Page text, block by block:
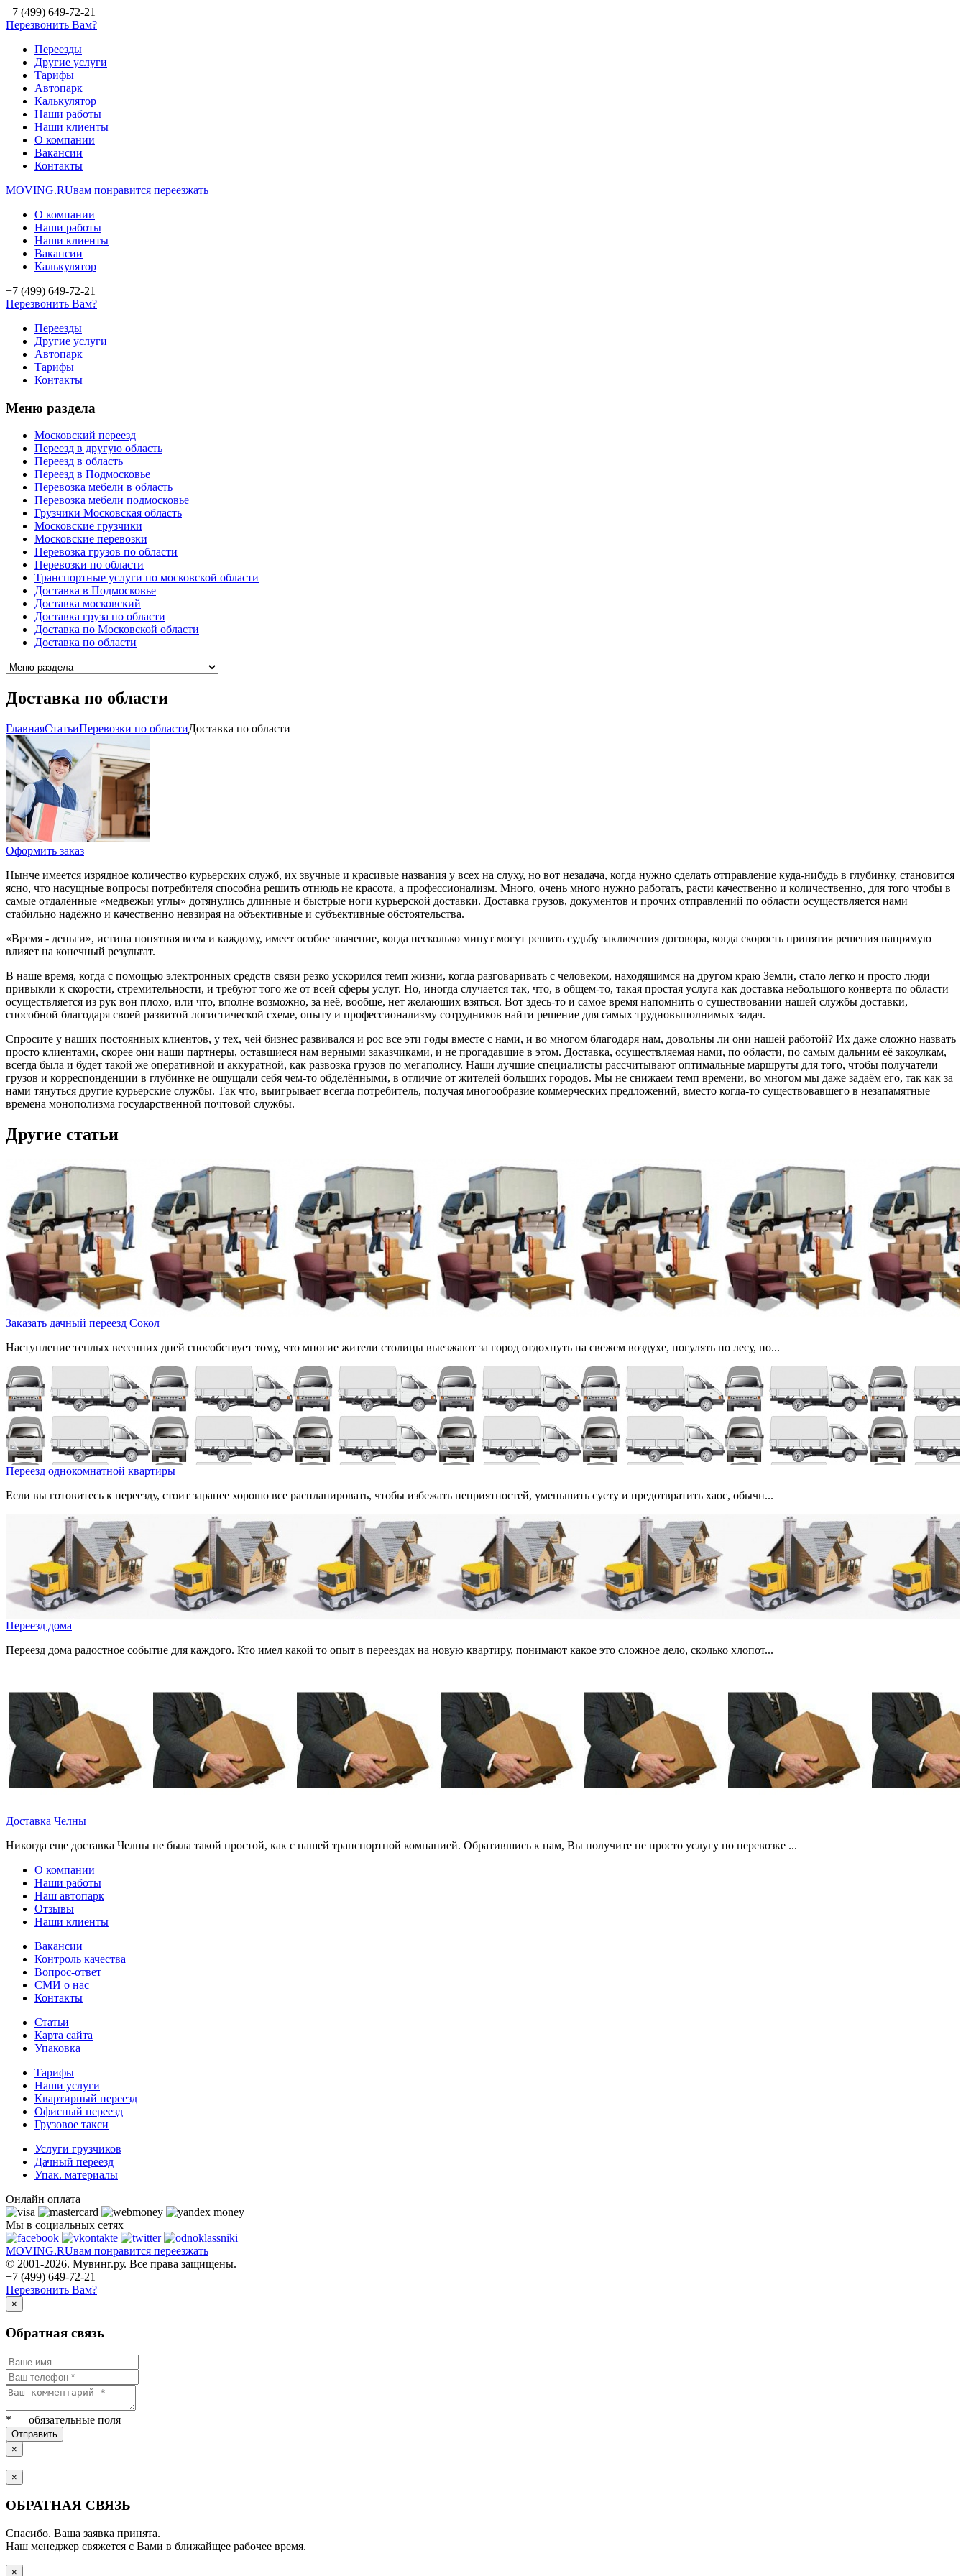
+7 (499) 649-72-21
Перезвонить Вам?
Переезды
Другие услуги
Тарифы
Автопарк
Калькулятор
Наши работы
Наши клиенты
О компании
Вакансии
Контакты
MOVING.RUвам понравится переезжать
О компании
Наши работы
Наши клиенты
Вакансии
Калькулятор
+7 (499) 649-72-21
Перезвонить Вам?
Переезды
Другие услуги
Автопарк
Тарифы
Контакты
Меню раздела
Московский переезд
Переезд в другую область
Переезд в область
Переезд в Подмосковье
Перевозка мебели в область
Перевозка мебели подмосковье
Грузчики Московская область
Московские грузчики
Московские перевозки
Перевозка грузов по области
Перевозки по области
Транспортные услуги по московской области
Доставка в Подмосковье
Доставка московский
Доставка груза по области
Доставка по Московской области
Доставка по области
Доставка по области
ГлавнаяCтатьиПеревозки по областиДоставка по области
Оформить заказ
Нынче имеется изрядное количество курьерских служб, их звучные и красивые названия у всех на слуху, но вот незадача, когда нужно сделать отправление куда-нибудь в глубинку, становится
ясно, что насущные вопросы потребителя способна решить отнюдь не красота, а профессионализм. Много, очень много нужно работать, расти качественно и количественно, для того чтобы в
самые отдалённые «медвежьи углы» дотянулись длинные и быстрые ноги курьерской доставки. Доставка грузов, документов и прочих отправлений по области осуществляется нами
стабильно надёжно и качественно невзирая на объективные и субъективные обстоятельства.
«Время - деньги», истина понятная всем и каждому, имеет особое значение, когда несколько минут могут решить судьбу заключения договора, когда скорость принятия решения напрямую
влияет на конечный результат.
В наше время, когда с помощью электронных средств связи резко ускорился темп жизни, когда разговаривать с человеком, находящимся на другом краю Земли, стало легко и просто люди
привыкли к скорости, стремительности, и требуют того же от всей сферы услуг. Но, иногда случается так, что, в общем-то, такая простая услуга как доставка небольшого конверта по области
осуществляется из рук вон плохо, или что, вполне возможно, за неё, вообще, нет желающих взяться. Вот здесь-то и самое время напомнить о существовании нашей службы доставки,
способной благодаря своей развитой логистической схеме, опыту и профессионализму сотрудников найти решение для самых трудновыполнимых задач.
Спросите у наших постоянных клиентов, у тех, чей бизнес развивался и рос все эти годы вместе с нами, и во многом благодаря нам, довольны ли они нашей работой? Их даже сложно назвать
просто клиентами, скорее они наши партнеры, оставшиеся нам верными заказчиками, и не прогадавшие в этом. Доставка, осуществляемая нами, по области, по самым дальним её закоулкам,
всегда была и будет такой же оперативной и аккуратной, как развозка грузов по мегаполису. Наши лучшие специалисты рассчитывают оптимальные маршруты для того, чтобы получатели
грузов и корреспонденции в глубинке не ощущали себя чем-то обделёнными, в отличие от жителей больших городов. Мы не снижаем темп времени, во многом мы даже задаём его, так как за
нами тянуться другие курьерские службы. Так что, выигрывает всегда потребитель, получая многообразие коммерческих предложений, вместо когда-то существовавшего в незапамятные
времена монополизма государственной почтовой службы.
Другие статьи
Заказать дачный переезд Сокол
Наступление теплых весенних дней способствует тому, что многие жители столицы выезжают за город отдохнуть на свежем воздухе, погулять по лесу, по...
Переезд однокомнатной квартиры
Если вы готовитесь к переезду, стоит заранее хорошо все распланировать, чтобы избежать неприятностей, уменьшить суету и предотвратить хаос, обычн...
Переезд дома
Переезд дома радостное событие для каждого. Кто имел какой то опыт в переездах на новую квартиру, понимают какое это сложное дело, сколько хлопот...
Доставка Челны
Никогда еще доставка Челны не была такой простой, как с нашей транспортной компанией. Обратившись к нам, Вы получите не просто услугу по перевозке ...
О компании
Наши работы
Наш автопарк
Отзывы
Наши клиенты
Вакансии
Контроль качества
Вопрос-ответ
СМИ о нас
Контакты
Статьи
Карта сайта
Упаковка
Тарифы
Наши услуги
Квартирный переезд
Офисный переезд
Грузовое такси
Услуги грузчиков
Дачный переезд
Упак. материалы
Онлайн оплата
Мы в социальных сетях
MOVING.RUвам понравится переезжать
© 2001-2026. Мувинг.ру. Все права защищены.
+7 (499) 649-72-21
Перезвонить Вам?
×
Обратная связь
* — обязательные поля
Отправить
×
×
ОБРАТНАЯ СВЯЗЬ
Спасибо. Ваша заявка принята.
Наш менеджер свяжется с Вами в ближайщее рабочее время.
×